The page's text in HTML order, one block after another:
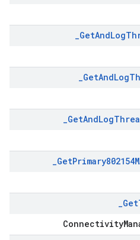
_GetAndLog
_GetAndLog
_GetAndLog
_Get
_Get